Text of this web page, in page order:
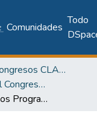
Comunidades
Todo
RedGuia / Congresos CLABES
Publicaciones del Congreso Internacional CLABES
Experiencia de Dos Programas de Acompañamiento Implementados en Carreras de la Facultad de Medicina de la Universidad Católica de Chile